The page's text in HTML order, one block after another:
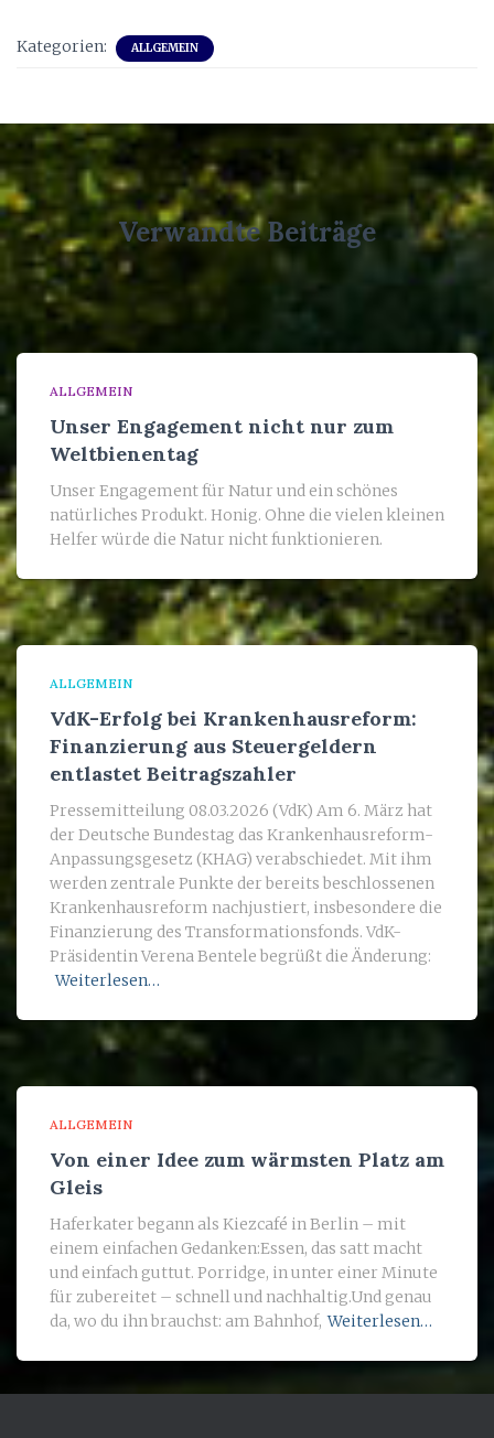
Kategorien: ALLGEMEIN
Verwandte Beiträge
ALLGEMEIN
Unser Engagement nicht nur zum
Weltbienentag
Unser Engagement für Natur und ein schönes
natürliches Produkt. Honig. Ohne die vielen kleinen
Helfer würde die Natur nicht funktionieren.
ALLGEMEIN
VdK-Erfolg bei Krankenhausreform:
Finanzierung aus Steuergeldern
entlastet Beitragszahler
Pressemitteilung 08.03.2026 (VdK) Am 6. März hat
der Deutsche Bundestag das Krankenhausreform-
Anpassungsgesetz (KHAG) verabschiedet. Mit ihm
werden zentrale Punkte der bereits beschlossenen
Krankenhausreform nachjustiert, insbesondere die
Finanzierung des Transformationsfonds. VdK-
Präsidentin Verena Bentele begrüßt die Änderung:
Weiterlesen…
ALLGEMEIN
Von einer Idee zum wärmsten Platz am
Gleis
Haferkater begann als Kiezcafé in Berlin – mit
einem einfachen Gedanken:Essen, das satt macht
und einfach guttut. Porridge, in unter einer Minute
für zubereitet – schnell und nachhaltig.Und genau
da, wo du ihn brauchst: am Bahnhof, Weiterlesen…